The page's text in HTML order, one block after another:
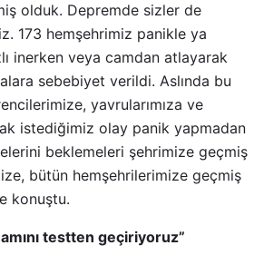
olduk. Depremde sizler de
173 hemşehrimiz panikle ya
inerken veya camdan atlayarak
sebebiyet verildi. Aslında bu
yavrularımıza ve
istediğimiz olay panik yapmadan
beklemeleri şehrimize geçmiş
bütün hemşehrilerimize geçmiş
konuştu.
testten geçiriyoruz”